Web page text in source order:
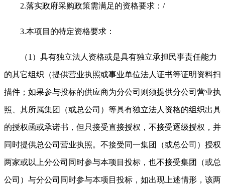
2.落实政府采购政策需满足的资格要求：/
3.本项目的特定资格要求：
（1）具有独立法人资格或是具有独立承担民事责任能力
的其它组织（提供营业执照或事业单位法人证书等证明资料扫
描件；如果参与投标的供应商为分公司则须提供分公司营业执
照、其所属集团（或总公司）等具有独立法人资格的组织出具
的授权函或承诺书，但只接受直接授权，不接受逐级授权，并
同时提供总公司营业执照。不接受同一集团（或总公司）授权
两家或以上分公司同时参与本项目投标，也不接受集团（或总
公司）与分公司同时参与本项目投标，如出现上述情形，该两